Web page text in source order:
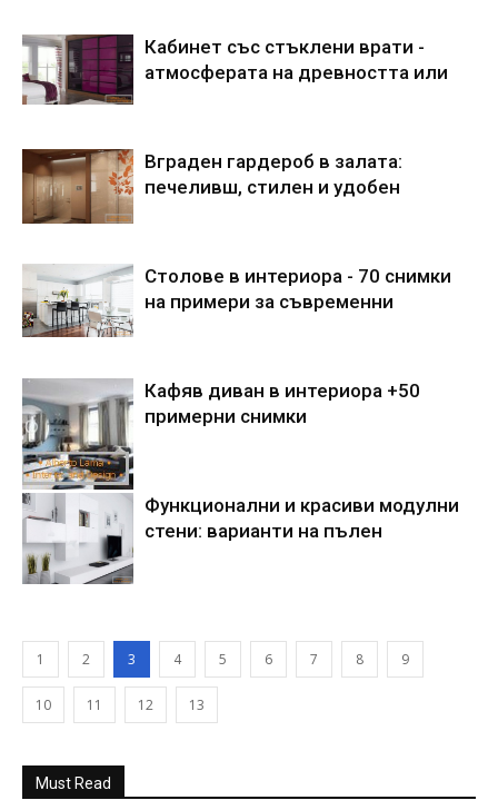
Кабинет със стъклени врати -
атмосферата на древността или
Вграден гардероб в залата:
печеливш, стилен и удобен
Столове в интериора - 70 снимки
на примери за съвременни
Кафяв диван в интериора +50
примерни снимки
Функционални и красиви модулни
стени: варианти на пълен
1 2 3 4 5 6 7 8 9
10 11 12 13
Must Read